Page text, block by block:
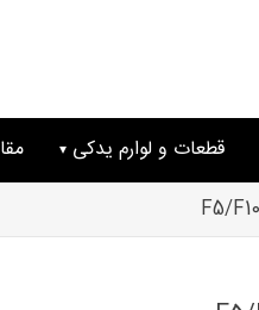
قطعات و لوارم یدکی